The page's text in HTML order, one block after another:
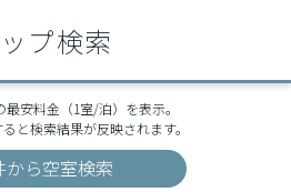
プ検索
安料金（1室/泊）を表示。
と検索結果が反映されます。
から空室検索